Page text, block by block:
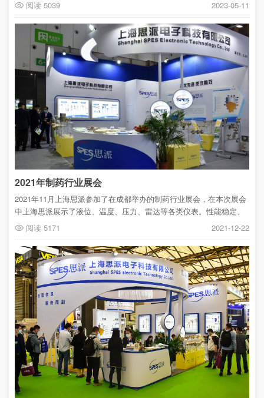
展也对思派的产品技术与服务表示高度的认可与赞赏。
阅读 5039 2023-05-11
2021年制药行业展会
2021年11月上海思派参加了在成都举办的制药行业展会，在本次展会
中上海思派展示了液位、温度、压力、雷达等各类仪表。性能稳定、
可根据特殊工况开发定制，获得了众多专业展商、观众的一致好评。
创新、发展。
阅读 5171 2021-12-22